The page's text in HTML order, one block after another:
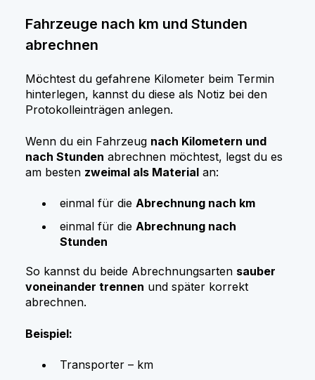
Fahrzeuge nach km und Stunden
abrechnen
Möchtest du gefahrene Kilometer beim Termin
hinterlegen, kannst du diese als Notiz bei den
Protokolleinträgen anlegen.
Wenn du ein Fahrzeug nach Kilometern und
nach Stunden abrechnen möchtest, legst du es
am besten zweimal als Material an:
einmal für die Abrechnung nach km
einmal für die Abrechnung nach
Stunden
So kannst du beide Abrechnungsarten sauber
voneinander trennen und später korrekt
abrechnen.
Beispiel:
Transporter – km